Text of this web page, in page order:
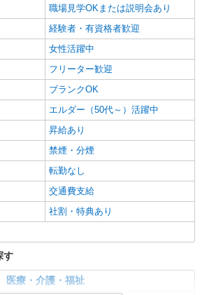
職場見学OKまたは説明会あり
経験者・有資格者歓迎
女性活躍中
フリーター歓迎
ブランクOK
エルダー（50代～）活躍中
昇給あり
禁煙・分煙
転勤なし
交通費支給
社割・特典あり
す
医療・介護・福祉